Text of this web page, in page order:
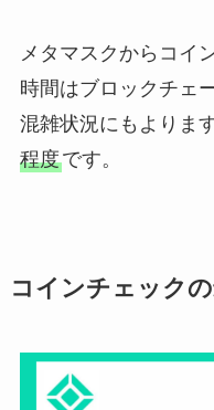
メタマスクからコイ
時間はブロックチェ
混雑状況にもよります
程度です。
コインチェック